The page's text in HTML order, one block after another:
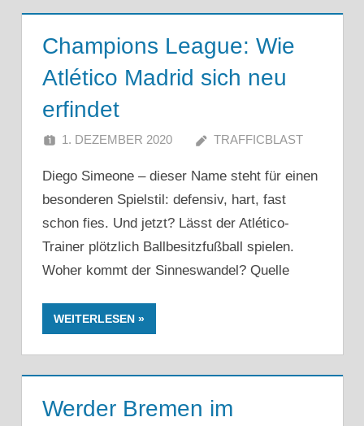
Champions League: Wie
Atlético Madrid sich neu
erfindet
1. DEZEMBER 2020 TRAFFICBLAST
Diego Simeone – dieser Name steht für einen
besonderen Spielstil: defensiv, hart, fast
schon fies. Und jetzt? Lässt der Atlético-
Trainer plötzlich Ballbesitzfußball spielen.
Woher kommt der Sinneswandel? Quelle
WEITERLESEN
Werder Bremen im